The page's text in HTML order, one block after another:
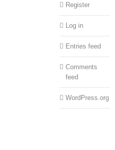
Register
Log in
Entries feed
Comments
feed
WordPress.org